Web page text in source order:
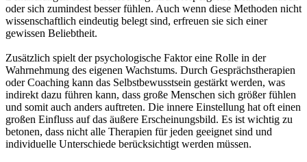
oder sich zumindest besser fühlen. Auch wenn diese Methoden nicht
wissenschaftlich eindeutig belegt sind, erfreuen sie sich einer
gewissen Beliebtheit.
Zusätzlich spielt der psychologische Faktor eine Rolle in der
Wahrnehmung des eigenen Wachstums. Durch Gesprächstherapien
oder Coaching kann das Selbstbewusstsein gestärkt werden, was
indirekt dazu führen kann, dass große Menschen sich größer fühlen
und somit auch anders auftreten. Die innere Einstellung hat oft einen
großen Einfluss auf das äußere Erscheinungsbild. Es ist wichtig zu
betonen, dass nicht alle Therapien für jeden geeignet sind und
individuelle Unterschiede berücksichtigt werden müssen.